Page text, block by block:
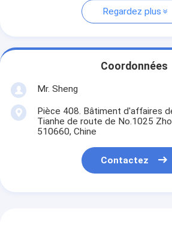
Regardez plus
Coordonnées
Mr. Sheng
Pièce 408. Bâtiment d'affaires
Tianhe de route de No.1025
510660, Chine
Contactez